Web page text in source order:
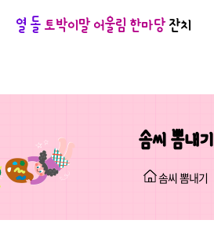
열 돌 토박이말 어울림 한마당잔치
솜씨 뽐내기
솜씨 뽐내기